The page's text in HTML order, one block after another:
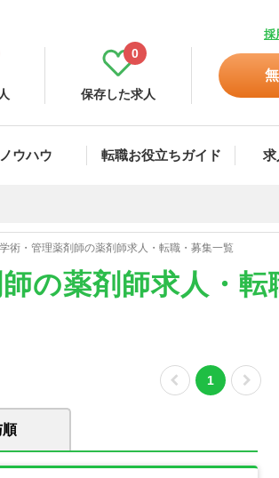
採
保存した求人
0
ウハウ 転職お役立ちガイド 求
術・管理薬剤師の薬剤師求人・転職・募集一覧
の薬剤師求人・転
1
順